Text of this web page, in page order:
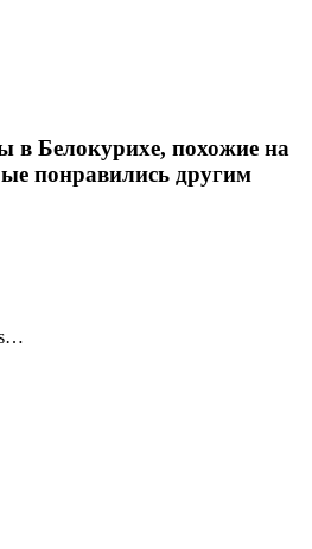
Белокурихе, похожие на
понравились другим